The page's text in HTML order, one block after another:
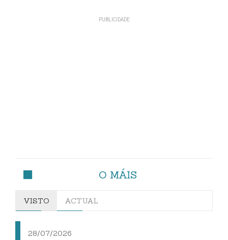
O MÁIS
VISTO ACTUAL
28/07/2026